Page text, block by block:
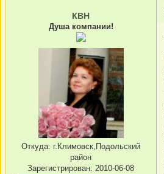
КВН
Душа компании!
Откуда: г.Климовск,Подольский
район
Зарегистрирован: 2010-06-08